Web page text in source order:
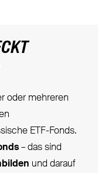
oder mehreren
ETF-Fonds.
– das sind
und darauf